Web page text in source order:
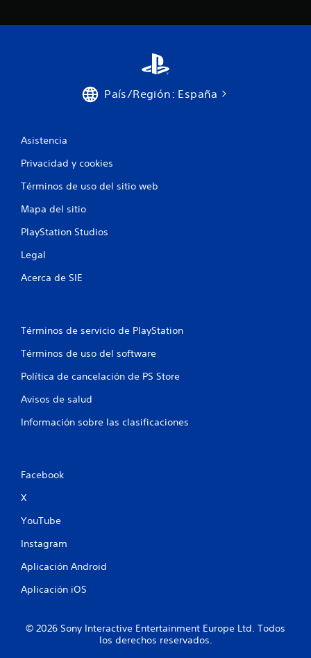
País/Región: España
Asistencia
Privacidad y cookies
Términos de uso del sitio web
Mapa del sitio
PlayStation Studios
Legal
Acerca de SIE
Términos de servicio de PlayStation
Términos de uso del software
Política de cancelación de PS Store
Avisos de salud
Información sobre las clasificaciones
Facebook
X
YouTube
Instagram
Aplicación Android
Aplicación iOS
© 2026 Sony Interactive Entertainment Europe Ltd. Todos
los derechos reservados.